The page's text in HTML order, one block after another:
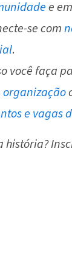
e
se com
.
você faça
organização
e vagas
história?